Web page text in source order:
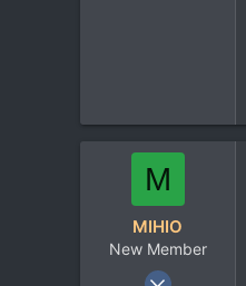
M
MIHIO
New Member
20 Фев 2010